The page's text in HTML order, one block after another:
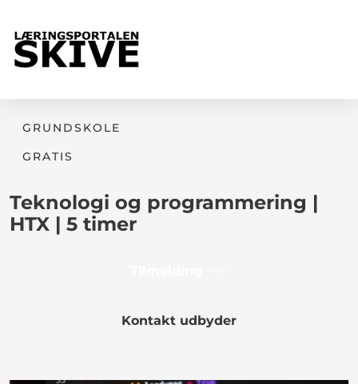
GRUNDSKOLE
GRATIS
Teknologi og programmering |
HTX | 5 timer
Kontakt udbyder